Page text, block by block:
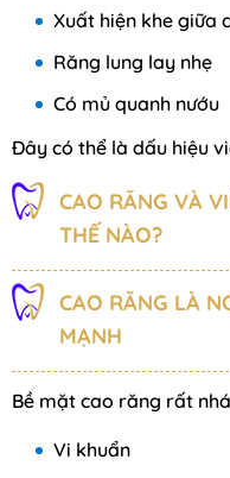
Xuất hiện khe giữa
Răng lung lay nhẹ
Có mủ quanh nướu
Đây có thể là dấu hiệu
CAO RĂNG VÀ
THẾ NÀO?
CAO RĂNG LÀ
MẠNH
Bề mặt cao răng rất
Vi khuẩn